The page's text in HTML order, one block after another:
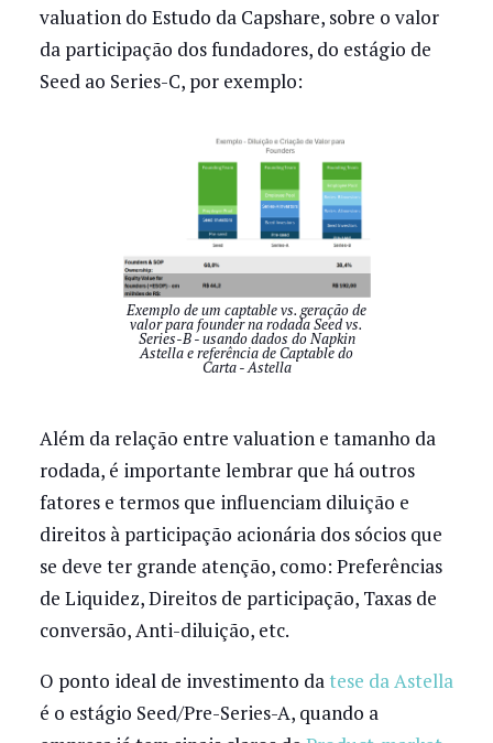
valuation do Estudo da Capshare, sobre o valor
da participação dos fundadores, do estágio de
Seed ao Series-C, por exemplo:
Exemplo de um captable vs. geração de
valor para founder na rodada Seed vs.
Series-B - usando dados do Napkin
Astella e referência de Captable do
Carta - Astella
Além da relação entre valuation e tamanho da
rodada, é importante lembrar que há outros
fatores e termos que influenciam diluição e
direitos à participação acionária dos sócios que
se deve ter grande atenção, como: Preferências
de Liquidez, Direitos de participação, Taxas de
conversão, Anti-diluição, etc.
O ponto ideal de investimento datese da Astella
é o estágio Seed/Pre-Series-A, quando a